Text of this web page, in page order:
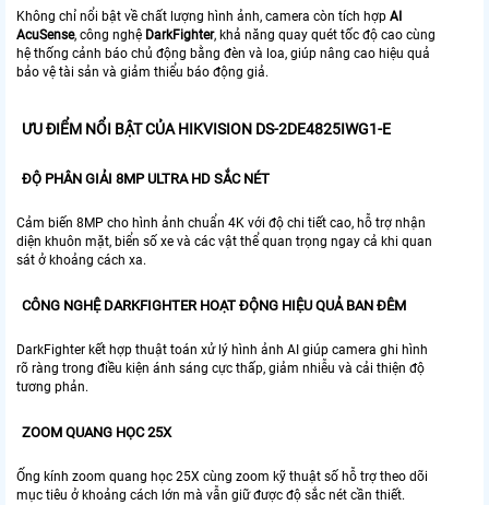
Không chỉ nổi bật về chất lượng hình ảnh, camera còn tích hợp AI
AcuSense, công nghệ DarkFighter, khả năng quay quét tốc độ cao cùng
hệ thống cảnh báo chủ động bằng đèn và loa, giúp nâng cao hiệu quả
bảo vệ tài sản và giảm thiểu báo động giả.
ƯU ĐIỂM NỔI BẬT CỦA HIKVISION DS-2DE4825IWG1-E
ĐỘ PHÂN GIẢI 8MP ULTRA HD SẮC NÉT
Cảm biến 8MP cho hình ảnh chuẩn 4K với độ chi tiết cao, hỗ trợ nhận
diện khuôn mặt, biển số xe và các vật thể quan trọng ngay cả khi quan
sát ở khoảng cách xa.
CÔNG NGHỆ DARKFIGHTER HOẠT ĐỘNG HIỆU QUẢ BAN ĐÊM
DarkFighter kết hợp thuật toán xử lý hình ảnh AI giúp camera ghi hình
rõ ràng trong điều kiện ánh sáng cực thấp, giảm nhiễu và cải thiện độ
tương phản.
ZOOM QUANG HỌC 25X
Ống kính zoom quang học 25X cùng zoom kỹ thuật số hỗ trợ theo dõi
mục tiêu ở khoảng cách lớn mà vẫn giữ được độ sắc nét cần thiết.